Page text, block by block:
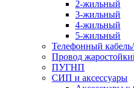
2-жильный
3-жильный
4-жильный
5-жильный
Телефонный
Провод
ПУГНП
СИП и аксессуары